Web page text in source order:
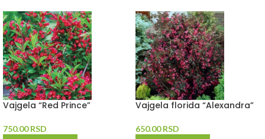
Vajgela “Red Prince”
750.00RSD
Vajgela florida “Alexandra”
650.00RSD